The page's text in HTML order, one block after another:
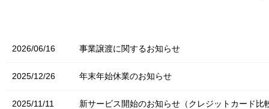
2026/06/16 事業譲渡に関するお知らせ
2025/12/26 年末年始休業のお知らせ
2025/11/11 新サービス開始のお知らせ（クレジットカード